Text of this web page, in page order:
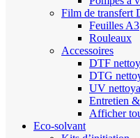
Film de transfert
Feuilles A3
Rouleaux
Accessoires
DTF
DTG
UV
Entretien
Afficher
Eco-solvant